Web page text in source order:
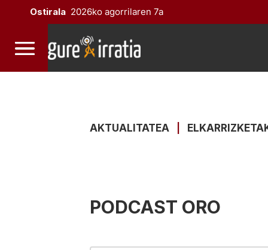
Ostirala 2026ko agorrilaren 7a
AKTUALITATEA
PODCAST ORO